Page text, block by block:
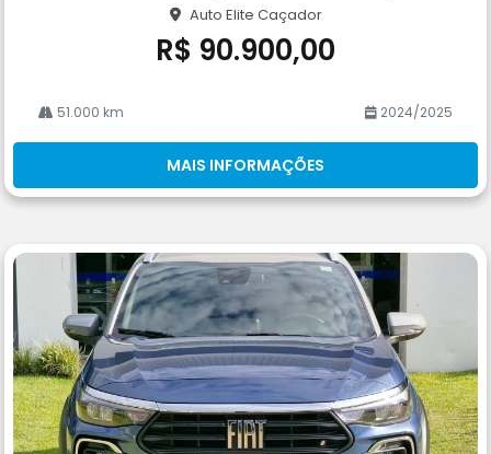
Auto Elite Caçador
R$ 90.900,00
51.000 km 2024/2025
MAIS INFORMAÇÕES